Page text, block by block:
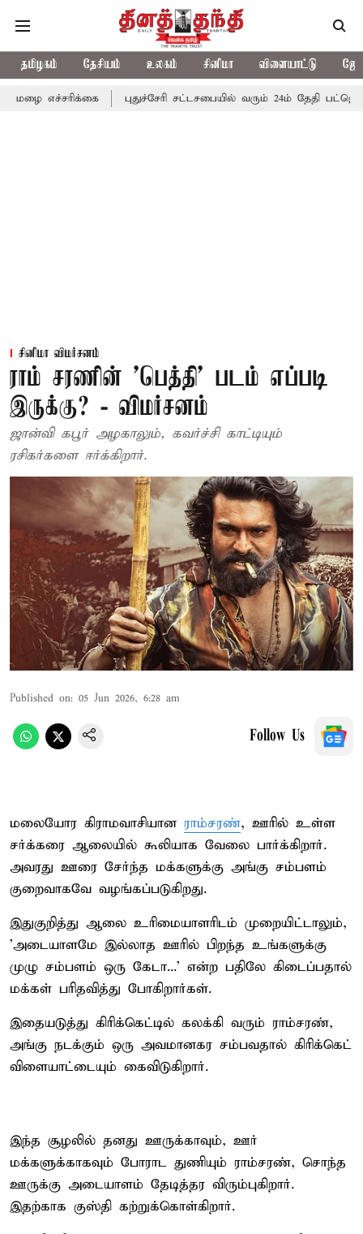
தமிழகம் தேசியம் உலகம் சினிமா விளையாட்டு
புதுச்சேரி சட்டசபையில் வரும் 24ம் தேதி பட்ஜெட் தாக்கல்
சினிமா விமர்சனம்
ராம் சரணின் 'பெத்தி' படம் எப்படி
இருக்கு? - விமர்சனம்
ஜான்வி கபூர் அழகாலும், கவர்ச்சி காட்டியும்
ரசிகர்களை ஈர்க்கிறார்.
Published on: 05 Jun 2026, 6:28 am
Follow Us
மலையோர கிராமவாசியான ராம்சரண், ஊரில் உள்ள
சர்க்கரை ஆலையில் கூலியாக வேலை பார்க்கிறார்.
அவரது ஊரை சேர்ந்த மக்களுக்கு அங்கு சம்பளம்
குறைவாகவே வழங்கப்படுகிறது.
இதுகுறித்து ஆலை உரிமையாளரிடம் முறையிட்டாலும்,
'அடையாளமே இல்லாத ஊரில் பிறந்த உங்களுக்கு
முழு சம்பளம் ஒரு கேடா...' என்ற பதிலே கிடைப்பதால்
மக்கள் பரிதவித்து போகிறார்கள்.
இதையடுத்து கிரிக்கெட்டில் கலக்கி வரும் ராம்சரண்,
அங்கு நடக்கும் ஒரு அவமானகர சம்பவதால் கிரிக்கெட்
விளையாட்டையும் கைவிடுகிறார்.
இந்த சூழலில் தனது ஊருக்காவும், ஊர்
மக்களுக்காகவும் போராட துணியும் ராம்சரண், சொந்த
ஊருக்கு அடையாளம் தேடித்தர விரும்புகிறார்.
இதற்காக குஸ்தி கற்றுக்கொள்கிறார்.